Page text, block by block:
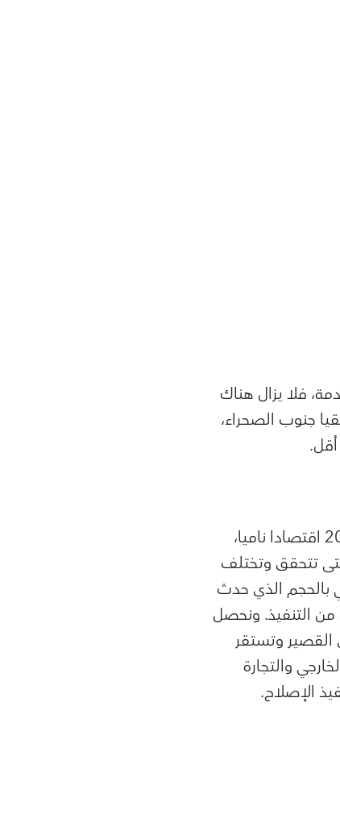
فلا يزال هناك
جنوب الصحراء،
واستنادا إلى بحوثنا التجريبية بشأن الإصلاحات في 48 سوقا صاعدة حالية وسابقة و 20 اقتصادا ناميا،
تتحقق وتختلف
بالحجم الذي حدث
بعد ست سنوات من التنفيذ. ونحصل
القصير وتستقر
والتجارة